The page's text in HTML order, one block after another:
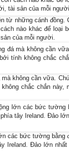
từ những cánh đồng.
nào khác để loại
của mỗi người.
không cần vữa.
chắc chắn này,
các bức tường bằng
Ireland. Đảo lớn